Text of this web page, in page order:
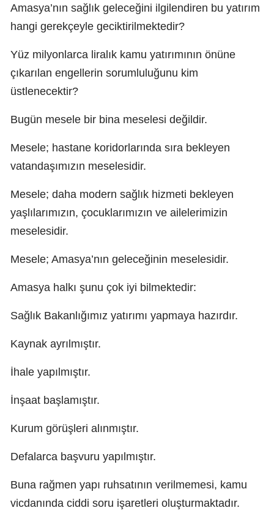
Amasya’nın sağlık geleceğini ilgilendiren bu yatırım
hangi gerekçeyle geciktirilmektedir?
Yüz milyonlarca liralık kamu yatırımının önüne
çıkarılan engellerin sorumluluğunu kim
üstlenecektir?
Bugün mesele bir bina meselesi değildir.
Mesele; hastane koridorlarında sıra bekleyen
vatandaşımızın meselesidir.
Mesele; daha modern sağlık hizmeti bekleyen
yaşlılarımızın, çocuklarımızın ve ailelerimizin
meselesidir.
Mesele; Amasya’nın geleceğinin meselesidir.
Amasya halkı şunu çok iyi bilmektedir:
Sağlık Bakanlığımız yatırımı yapmaya hazırdır.
Kaynak ayrılmıştır.
İhale yapılmıştır.
İnşaat başlamıştır.
Kurum görüşleri alınmıştır.
Defalarca başvuru yapılmıştır.
Buna rağmen yapı ruhsatının verilmemesi, kamu
vicdanında ciddi soru işaretleri oluşturmaktadır.